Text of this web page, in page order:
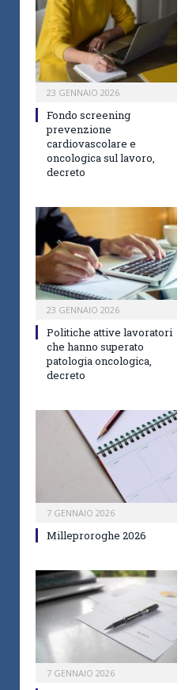
23 GENNAIO 2026
Fondo screening
prevenzione
cardiovascolare e
oncologica sul lavoro,
decreto
23 GENNAIO 2026
Politiche attive lavoratori
che hanno superato
patologia oncologica,
decreto
7 GENNAIO 2026
Milleproroghe 2026
7 GENNAIO 2026